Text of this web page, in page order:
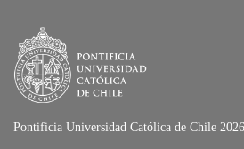
Pontificia Universidad Católica de Chile 2026